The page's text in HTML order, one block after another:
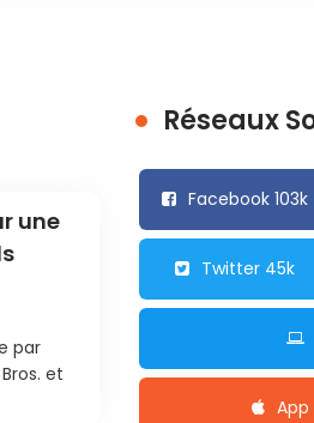
une
par
et
Réseaux
Facebook 103k
Twitter 45k
App